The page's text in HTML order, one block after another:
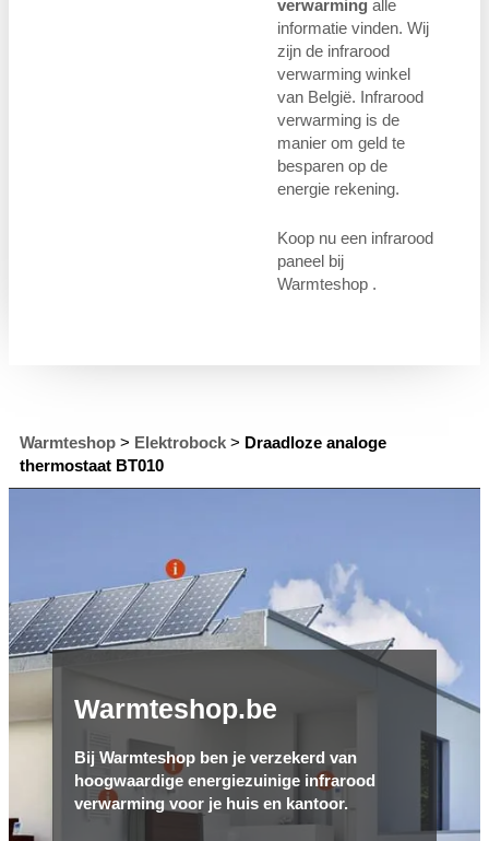
verwarming alle
informatie vinden. Wij
zijn de infrarood
verwarming winkel
van België. Infrarood
verwarming is de
manier om geld te
besparen op de
energie rekening.
Koop nu een infrarood
paneel bij
Warmteshop .
Warmteshop > Elektrobock > Draadloze analoge
thermostaat BT010
Warmteshop.be
Bij Warmteshop ben je verzekerd van
hoogwaardige energiezuinige infrarood
verwarming voor je huis en kantoor.